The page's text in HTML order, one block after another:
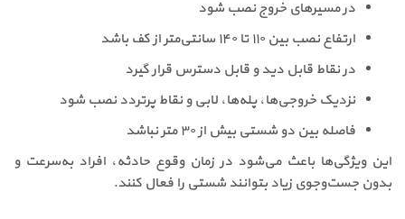
در مسیرهای خروج نصب شود
ارتفاع نصب بین ۱۱۰ تا ۱۴۰ سانتی‌متر از کف باشد
در نقاط قابل دید و قابل دسترس قرار گیرد
نزدیک خروجی‌ها، پله‌ها، لابی و نقاط پرتردد نصب شود
فاصله بین دو شستی بیش از ۳۰ متر نباشد
این ویژگی‌ها باعث می‌شود در زمان وقوع حادثه، افراد به‌سرعت و
بدون جست‌وجوی زیاد بتوانند شستی را فعال کنند.